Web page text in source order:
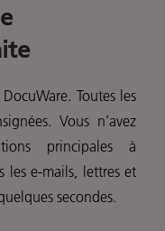
Toutes les
Vous n’avez
principales à
lese-mails, lettres et
secondes.